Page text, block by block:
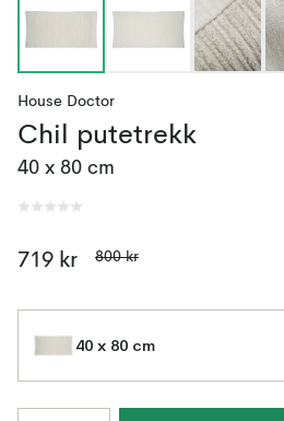
House Doctor
Chil putetrekk
40 x 80 cm
719 kr 800 kr
40 x 80 cm